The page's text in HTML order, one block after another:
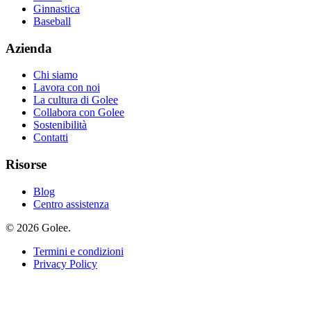
Ginnastica
Baseball
Azienda
Chi siamo
Lavora con noi
La cultura di Golee
Collabora con Golee
Sostenibilità
Contatti
Risorse
Blog
Centro assistenza
© 2026 Golee.
Termini e condizioni
Privacy Policy